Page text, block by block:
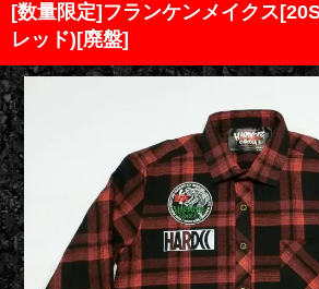
[数量限定]フランケンメイクス
レッド)[廃盤]